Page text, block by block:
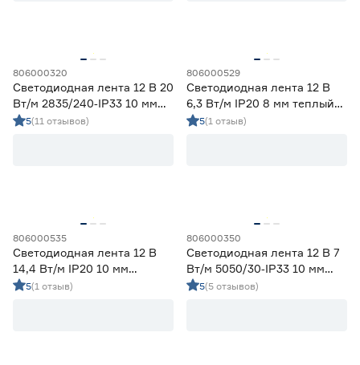
806000320
Светодиодная лента 12 В 20
Вт/м 2835/240‑IP33 10 мм
дневной 5 м Geniled
5(11 отзывов)
806000529
Светодиодная лента 12 В
6,3 Вт/м IP20 8 мм теплый
свет 5 м Smartbuy
5(1 отзыв)
806000535
Светодиодная лента 12 В
14,4 Вт/м IP20 10 мм
теплый свет 5 м Smartbuy
5(1 отзыв)
806000350
Светодиодная лента 12 В 7
Вт/м 5050/30‑IP33 10 мм
мультиколор 5 м Geniled
5(5 отзывов)